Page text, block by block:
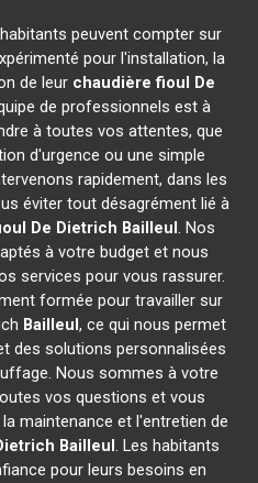
peuvent compter sur
pour l'installation, la
de leur chaudière fioul De
de professionnels est à
à toutes vos attentes, que
d'urgence ou une simple
rapidement, dans les
éviter tout désagrément lié à
De Dietrich Bailleul. Nos
à votre budget et nous
services pour vous rassurer.
formée pour travailler sur
Bailleul, ce qui nous permet
des solutions personnalisées
Nous sommes à votre
vos questions et vous
maintenance et l'entretien de
Bailleul. Les habitants
pour leurs besoins en